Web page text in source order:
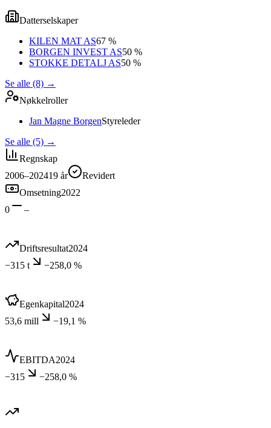
Datterselskaper
KILEN MAT AS67 %
BORGEN INVEST AS50 %
STOKKE DETALJ AS50 %
Se alle (8) →
Nøkkelroller
Jan Magne BorgenStyreleder
Se alle (5) →
Regnskap
2006–202419 år
Revidert
Omsetning2022
0
–
Driftsresultat2024
−315 t
−258,0 %
Egenkapital2024
53,6 mill
−19,1 %
EBITDA2024
−315
−258,0 %